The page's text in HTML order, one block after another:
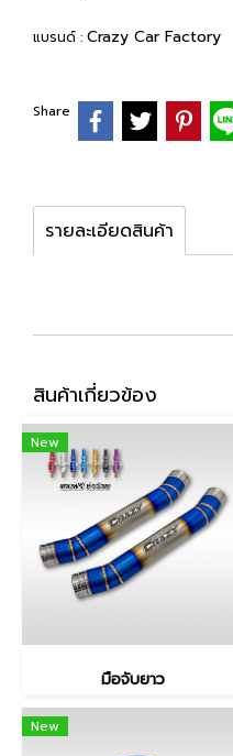
แบรนด์ : Crazy Car Factory
Share
รายละเอียดสินค้า
สินค้าเกี่ยวข้อง
New
มือจับยาว
New